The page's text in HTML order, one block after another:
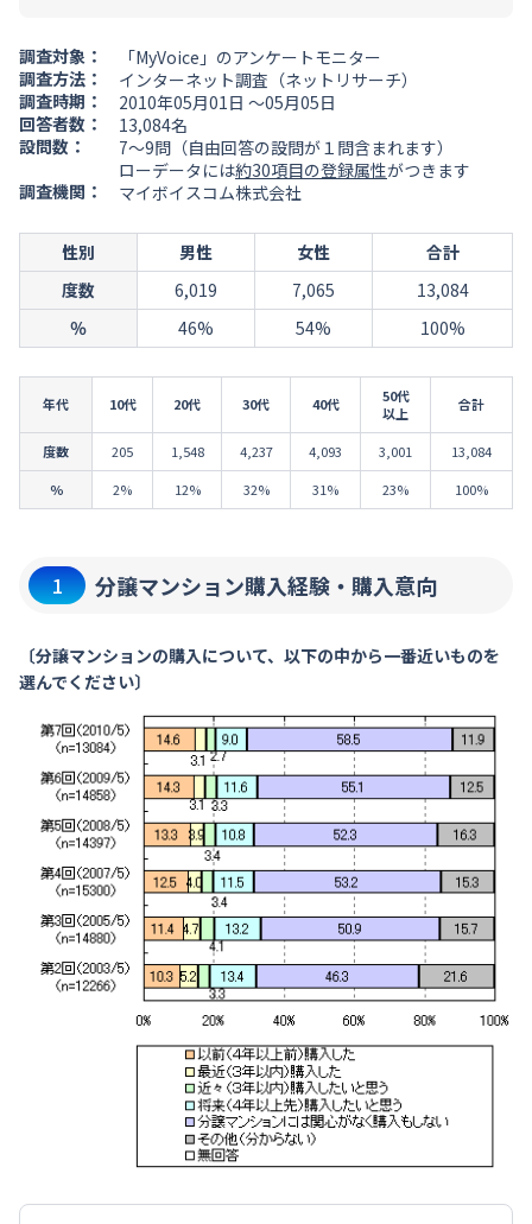
調査対象：
「MyVoice」のアンケートモニター
調査方法：
インターネット調査（ネットリサーチ）
調査時期：
2010年05月01日 ～05月05日
回答者数：
13,084名
設問数：
7～9問（自由回答の設問が１問含まれます）
ローデータには約30項目の登録属性がつきます
調査機関：
マイボイスコム株式会社
性別 男性 女性
合計
度数
6,019 7,065
13,084
％
46% 54% 100%
年代 10代 20代 30代 40代
50代
以上
合計
度数 205 1,548 4,237 4,093 3,001
13,084
％
2% 12% 32% 31% 23% 100%
1 分譲マンション購入経験・購入意向
〔分譲マンションの購入について、以下の中から一番近いものを
選んでください〕